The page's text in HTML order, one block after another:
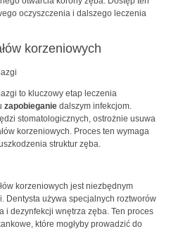
oczyszczenia i dalszego leczenia
korzeniowych
to kluczowy etap leczenia
zapobieganiedalszym infekcjom.
stomatologicznych, ostrożnie usuwa
korzeniowych. Proces ten wymaga
struktur zęba.
korzeniowych jest niezbędnym
Dentysta używa specjalnych roztworów
i dezynfekcji wnętrza zęba. Ten proces
które mogłyby prowadzić do